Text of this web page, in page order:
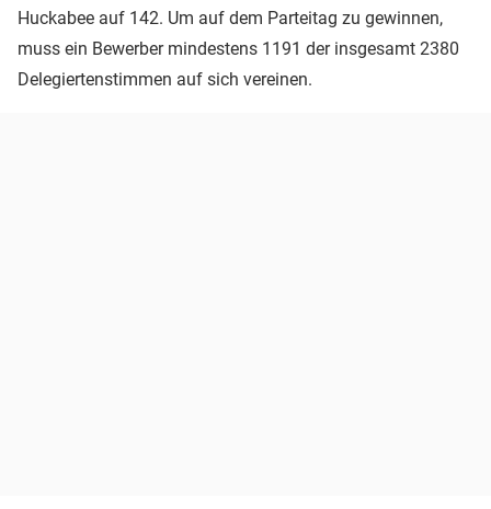
Huckabee auf 142. Um auf dem Parteitag zu gewinnen,
muss ein Bewerber mindestens 1191 der insgesamt 2380
Delegiertenstimmen auf sich vereinen.